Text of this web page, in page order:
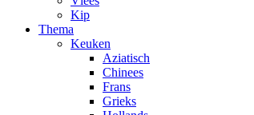
Kip
Thema
Keuken
Aziatisch
Chinees
Frans
Grieks